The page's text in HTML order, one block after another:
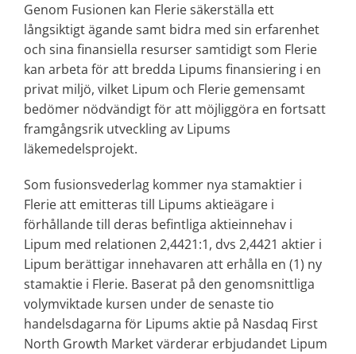
Genom Fusionen kan Flerie säkerställa ett
långsiktigt ägande samt bidra med sin erfarenhet
och sina finansiella resurser samtidigt som Flerie
kan arbeta för att bredda Lipums finansiering i en
privat miljö, vilket Lipum och Flerie gemensamt
bedömer nödvändigt för att möjliggöra en fortsatt
framgångsrik utveckling av Lipums
läkemedelsprojekt.
Som fusionsvederlag kommer nya stamaktier i
Flerie att emitteras till Lipums aktieägare i
förhållande till deras befintliga aktieinnehav i
Lipum med relationen 2,4421:1, dvs 2,4421 aktier i
Lipum berättigar innehavaren att erhålla en (1) ny
stamaktie i Flerie. Baserat på den genomsnittliga
volymviktade kursen under de senaste tio
handelsdagarna för Lipums aktie på Nasdaq First
North Growth Market värderar erbjudandet Lipum